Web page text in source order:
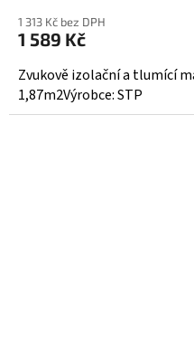
1 313 Kč bez DPH
1 589 Kč
Zvukově izolační a tlumící
1,87m2Výrobce: STP